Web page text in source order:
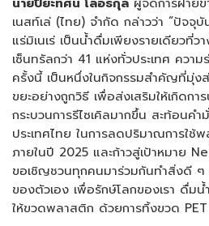
เนสท์เล่ (ไทย) จำกัด กล่าวว่า “ปัจจุ
แร่มิเนเร่ เป็นน้ำดื่มเพียงรายเดียวที่ว
เซ็นทรัลกว่า 41 แห่งทั่วประเทศ ควา
ครั้งนี้ เป็นหนึ่งในกิจกรรมสำคัญที่มุ่ง
ขยะอย่างถูกวิธี เพื่อส่งเสริมให้เกิดกา
กระบวนการรีไซเคิลมากขึ้น สะท้อนค
ประเทศไทย ในการลดปริมาณการใช้
ภายในปี 2025 และก้าวสู่เป้าหมาย
ขอเชิญชวนทุกคนมาร่วมกันทำสิ่งดี ๆ
ของตัวเอง เพื่อรักษ์โลกของเรา ดื่ม
ให้ขวดพลาสติก ด้วยการทิ้งขวด